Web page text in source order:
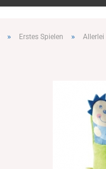
» Erstes Spielen » Allerlei